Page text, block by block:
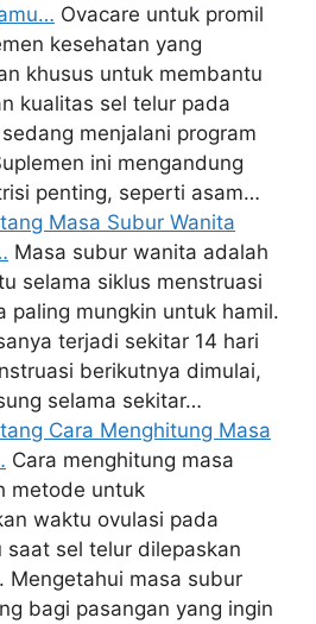
Ovacare untuk promil
kesehatan yang
khusus untuk membantu
kualitas sel telur pada
menjalani program
ini mengandung
penting, seperti asam…
Masa Subur Wanita
Masa subur wanita adalah
selama siklus menstruasi
paling mungkin untuk hamil.
terjadi sekitar 14 hari
berikutnya dimulai,
selama sekitar…
Cara Menghitung Masa
Cara menghitung masa
metode untuk
waktu ovulasi pada
saat sel telur dilepaskan
Mengetahui masa subur
bagi pasangan yang ingin